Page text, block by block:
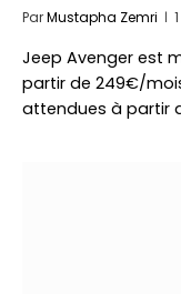
ParMustapha Zemri
Jeep Avenger est
partir de 249€/
attendues à partir